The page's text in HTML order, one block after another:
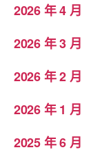
2026 年 4 月
2026 年 3 月
2026 年 2 月
2026 年 1 月
2025 年 6 月